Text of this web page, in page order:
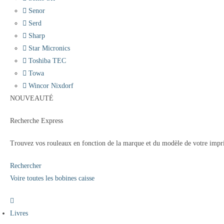
Senor
Serd
Sharp
Star Micronics
Toshiba TEC
Towa
Wincor Nixdorf
NOUVEAUTÉ
Recherche Express
Trouvez vos rouleaux en fonction de la marque et du modèle de votre
Rechercher
Voire toutes les bobines caisse
Livres